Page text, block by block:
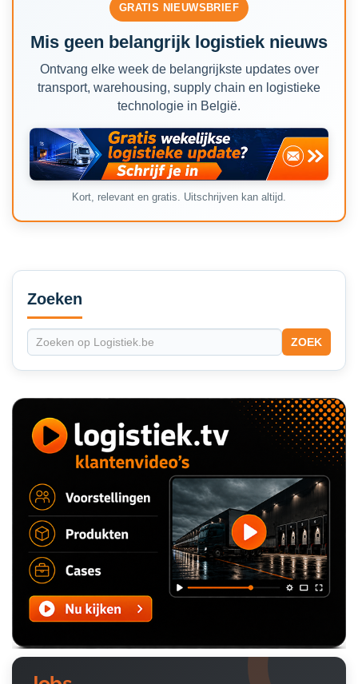
GRATIS NIEUWSBRIEF
Mis geen belangrijk logistiek nieuws
Ontvang elke week de belangrijkste updates over
transport, warehousing, supply chain en logistieke
technologie in België.
Kort, relevant en gratis. Uitschrijven kan altijd.
Secondary
Sidebar
Zoeken
ZOEK